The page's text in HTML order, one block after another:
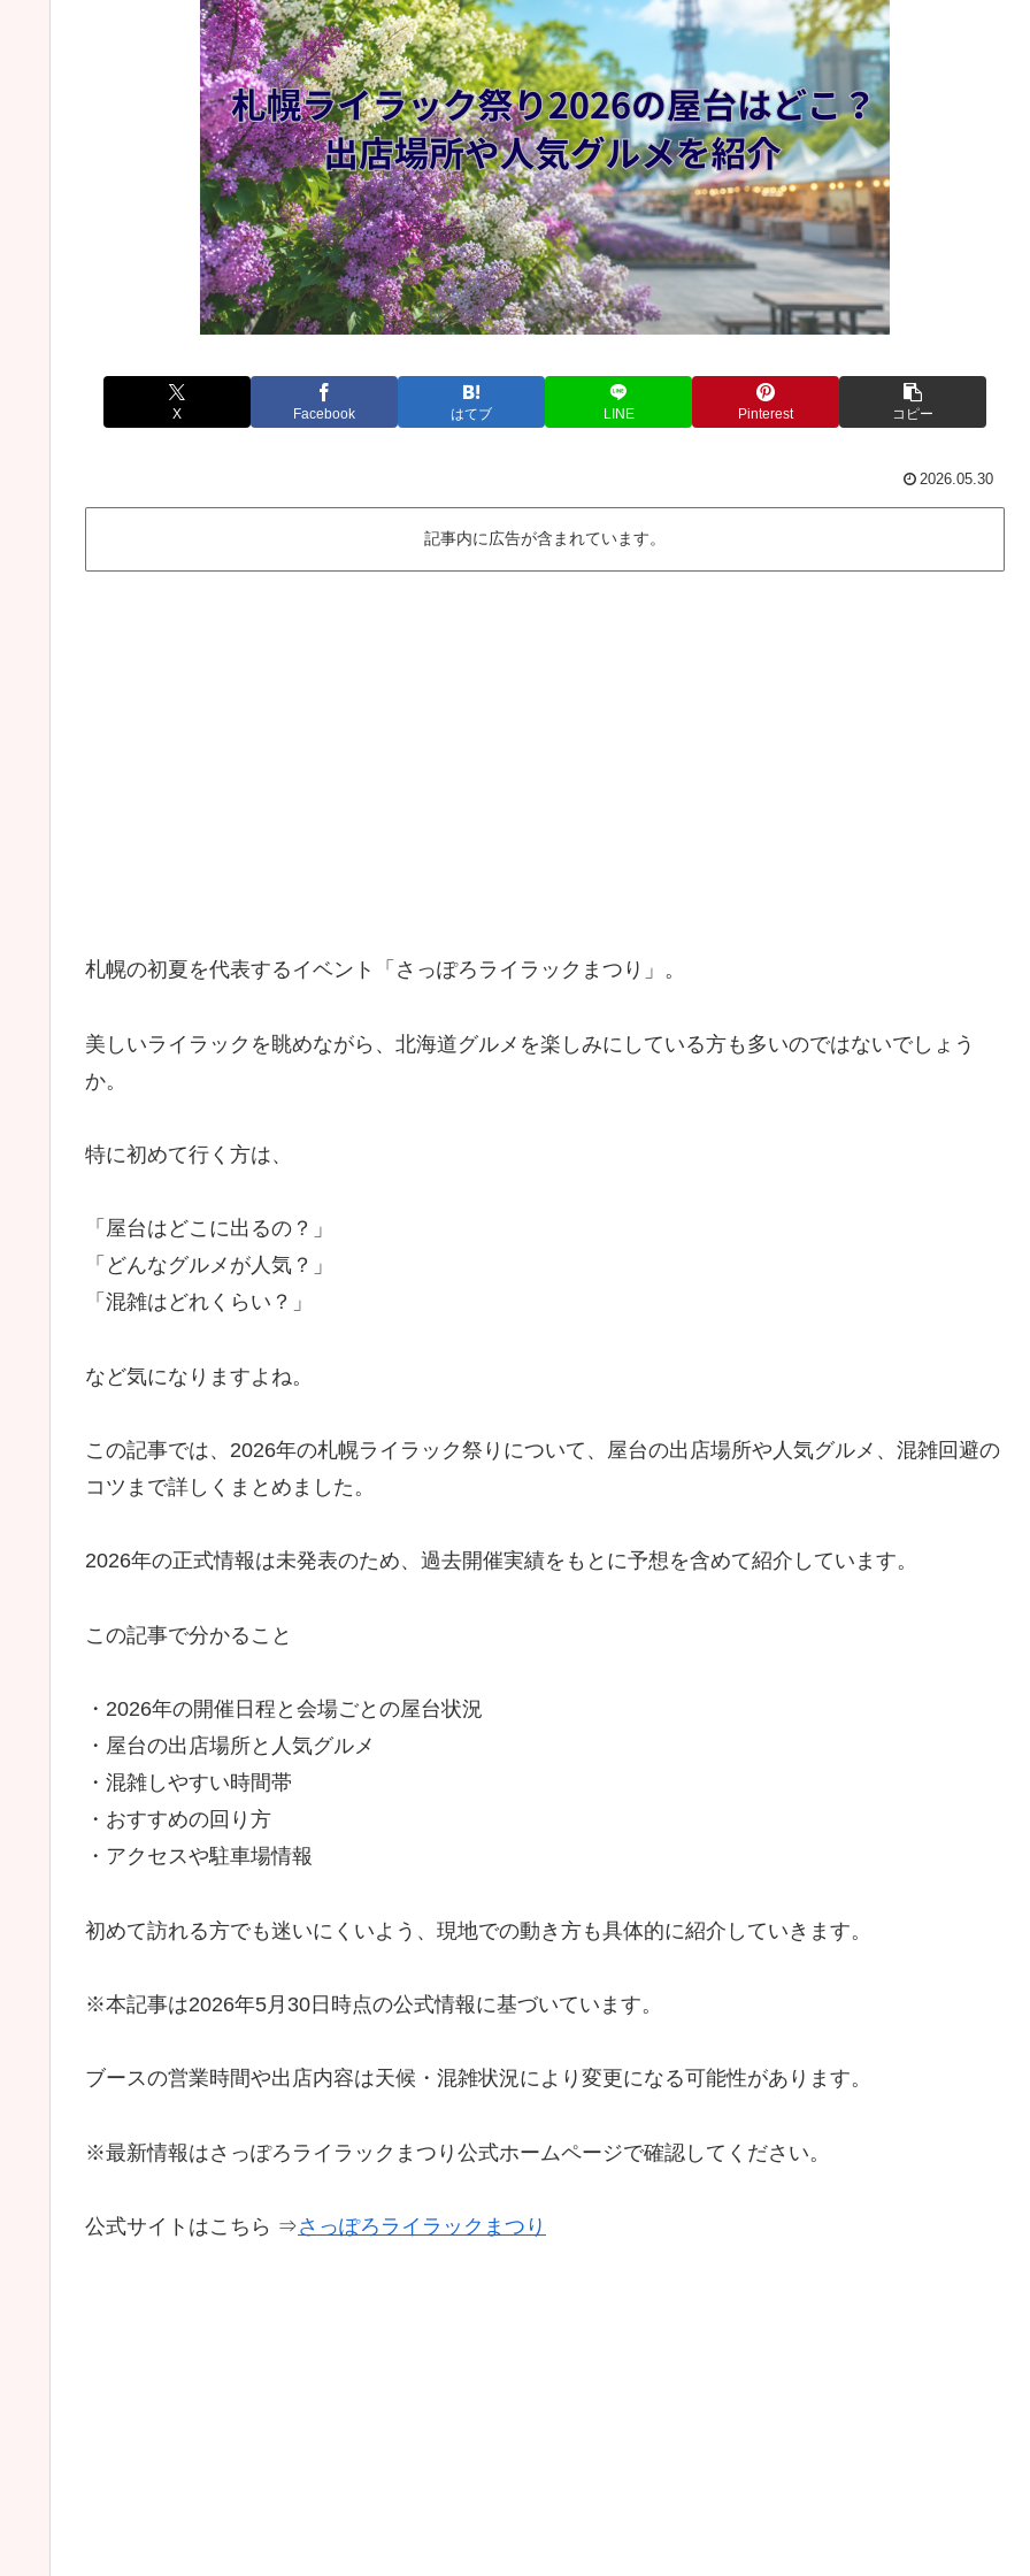
X Facebook はてブ LINE Pinterest コピー
2026.05.30
記事内に広告が含まれています。
札幌の初夏を代表するイベント「さっぽろライラックまつり」。
美しいライラックを眺めながら、北海道グルメを楽しみにしている方も多いのではないでしょう
か。
特に初めて行く方は、
「屋台はどこに出るの？」
「どんなグルメが人気？」
「混雑はどれくらい？」
など気になりますよね。
この記事では、2026年の札幌ライラック祭りについて、屋台の出店場所や人気グルメ、混雑回避の
コツまで詳しくまとめました。
2026年の正式情報は未発表のため、過去開催実績をもとに予想を含めて紹介しています。
この記事で分かること
・2026年の開催日程と会場ごとの屋台状況
・屋台の出店場所と人気グルメ
・混雑しやすい時間帯
・おすすめの回り方
・アクセスや駐車場情報
初めて訪れる方でも迷いにくいよう、現地での動き方も具体的に紹介していきます。
※本記事は2026年5月30日時点の公式情報に基づいています。
ブースの営業時間や出店内容は天候・混雑状況により変更になる可能性があります。
※最新情報はさっぽろライラックまつり公式ホームページで確認してください。
公式サイトはこちら ⇒さっぽろライラックまつり